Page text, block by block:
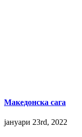
Македонска сага
јануари 23rd, 2022